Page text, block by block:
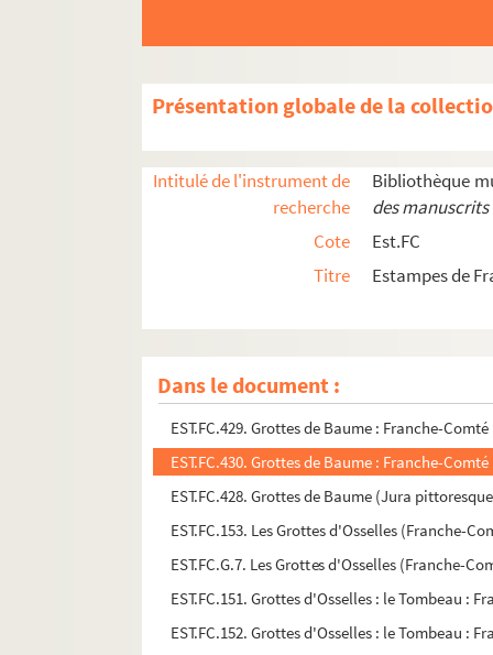
Présentation globale de la
Intitulé de l'instrument de
recherche
Bibliothèque
des
Cote
Est.FC
Titre
Estampes de
Dans le document :
EST.FC.261. Gray sous Louis XIV d'après
EST.FC.257. Gray
EST.FC.260. Gray (Rives de la Saône)
EST.FC.268. Gray
EST.FC.255. Grey Gray : ville importante de la
EST.FC.84. Grotte de la source du Léson sic :
EST.FC.85. Grotte de la source du Léson sic :
EST.FC.40. Grotte sur les bords des bassins du
EST.FC.41. Grotte sur les bords des bassins du
EST.FC.429. Grottes de Baume : Franche-Comté
EST.FC.430. Grottes de Baume : Franche-Comté
EST.FC.428. Grottes de Baume (Jura
EST.FC.153. Les Grottes d'Osselles (Franche-
EST.FC.G.7. Les Grottes d'Osselles (Franche-
EST.FC.151. Grottes d'Osselles : le Tombeau :
EST.FC.152. Grottes d'Osselles : le Tombeau :